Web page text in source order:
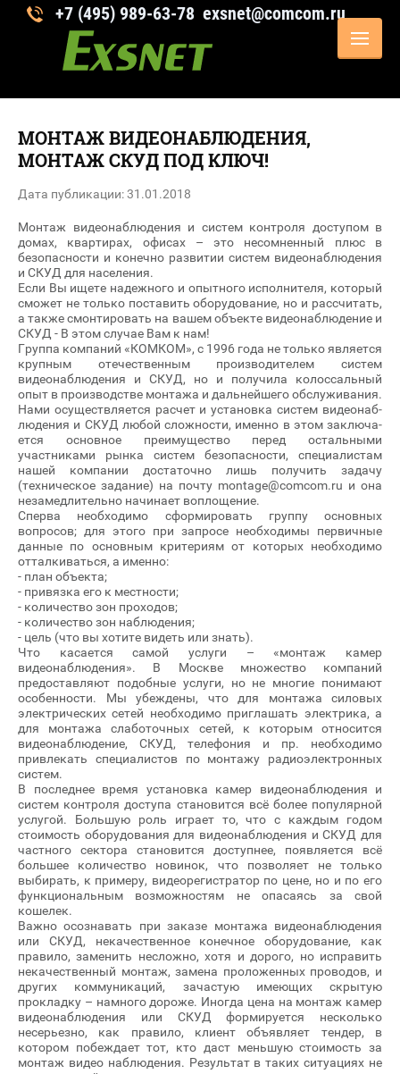
+7 (495) 989-63-78 exsnet@comcom.ru
Системы безопасности и контроля
МОНТАЖ ВИДЕОНАБЛЮДЕНИЯ,
МОНТАЖ СКУД ПОД КЛЮЧ!
Дата публикации: 31.01.2018
Монтаж видеонаблюдения и систем контроля доступом в
домах, квартирах, офисах – это несомненный плюс в
безопасности и конечно развитии систем видеонаблюдения
и СКУД для населения.
Если Вы ищете надежного и опытного исполнителя, ко­торый
сможет не только поставить оборудование, но и рассчитать,
а также смонтировать на вашем объекте видеонаблю­дени­е и
СКУД - В этом слу­чае Вам к нам!
Группа компаний «КОМКОМ», с 1996 года не только является
крупным отечественным производителем систем
видеонаблюдения и СКУД, но и получила колоссальный
опыт в производстве монтажа и дальнейшего обслуживания.
На­ми осу­щест­вля­ет­ся расчет и ус­та­нов­ка сис­тем ви­де­онаб­
лю­дения и СКУД лю­бой слож­ности, именно в этом зак­лю­ча­
ет­ся ос­новное пре­иму­щес­тво перед остальными
участниками рынка систем безопасности, специалистам
нашей компании дос­та­точ­но лишь по­лучить за­дачу
(техническое задание) на почту montage@comcom.ru и она
не­замедлительно на­чина­ет воплощение.
Сперва необходимо сформировать группу основных
вопросов; для этого при запросе необходимы первичные
данные по основным критериям от которых необходимо
отталкиваться, а именно:
- план объекта;
- привязка его к местности;
- количество зон проходов;
- количество зон наблюдения;
- цель (что вы хотите видеть или знать).
Что касается самой услуги – «монтаж камер
видеонаблюдения». В Москве множество компаний
предоставляют подобные услуги, но не многие понимают
особенности. Мы убеждены, что для монтажа силовых
электрических сетей необходимо приглашать электрика, а
для монтажа слаботочных сетей, к которым относится
видеонаблюдение, СКУД, телефония и пр. необходимо
привлекать специалистов по монтажу радиоэлектронных
систем.
В пос­леднее вре­мя ус­та­нов­ка ка­мер ви­де­онаб­лю­дения и
систем контроля доступа ста­новит­ся всё бо­лее по­пуляр­ной
ус­лу­гой. Боль­шую роль иг­ра­ет то, что с каж­дым го­дом
стоимость оборудования для видеонаблюдения и СКУД для
частного сектора становится доступнее, по­яв­ля­ет­ся всё
боль­шее ко­личес­тво но­винок, что позволяет не только
выбирать, к примеру, видеорегистратор по цене, но и по его
функциональным возможностям не опасаясь за свой
кошелек.
Важно осознавать при заказе монтажа видеонаблюдения
или СКУД, некачественное конечное оборудование, как
правило, заменить несложно, хотя и дорого, но исправить
некачественный монтаж, замена проложенных проводов, и
других коммуникаций, зачастую имеющих скрытую
прокладку – намного дороже. Иногда цена ­на мон­таж ка­мер
ви­де­онаб­лю­дения или СКУД фор­ми­ру­ет­ся нес­коль­ко
несерьезно, как правило, клиент объявляет тендер, в
котором побеждает тот, кто даст меньшую стоимость за
монтаж видео наблюдения. Результат в таких ситуациях не